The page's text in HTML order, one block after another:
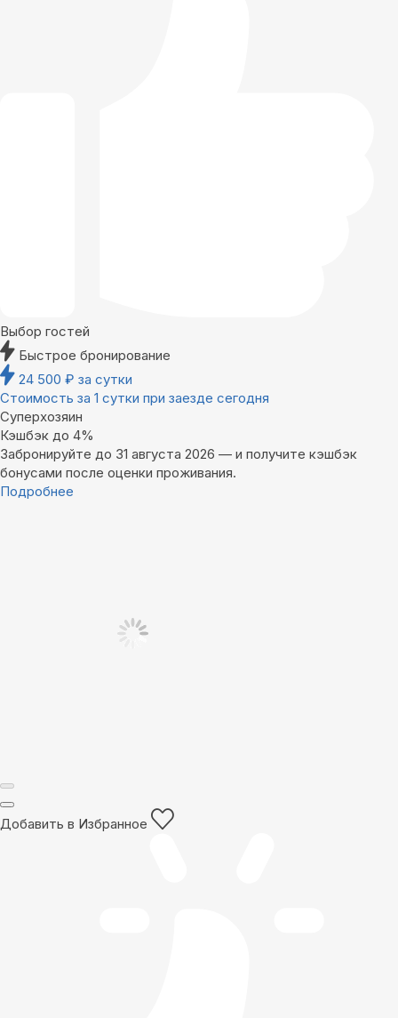
Выбор гостей
Быстрое бронирование
24 500 ₽ за сутки
Стоимость за 1 сутки при заезде сегодня
Суперхозяин
Кэшбэк до 4%
Забронируйте до 31 августа 2026 — и получите кэшбэк
бонусами после оценки проживания.
Подробнее
Добавить в Избранное